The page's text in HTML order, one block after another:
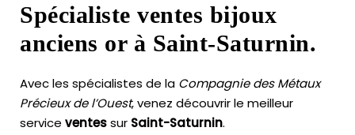
Spécialiste ventes bijoux
anciens or à Saint-Saturnin.
Avec les spécialistes de la Compagnie des Métaux
Précieux de l’Ouest, venez découvrir le meilleur
service ventessur Saint-Saturnin.